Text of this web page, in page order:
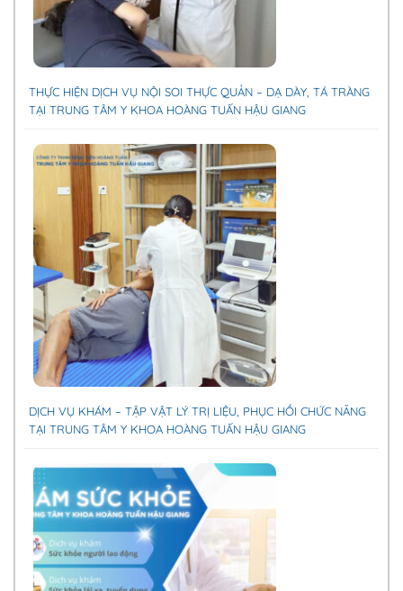
THỰC HIỆN DỊCH VỤ NỘI SOI THỰC QUẢN – DẠ DÀY, TÁ TRÀNG
TẠI TRUNG TÂM Y KHOA HOÀNG TUẤN HẬU GIANG
DỊCH VỤ KHÁM – TẬP VẬT LÝ TRỊ LIỆU, PHỤC HỒI CHỨC NĂNG
TẠI TRUNG TÂM Y KHOA HOÀNG TUẤN HẬU GIANG